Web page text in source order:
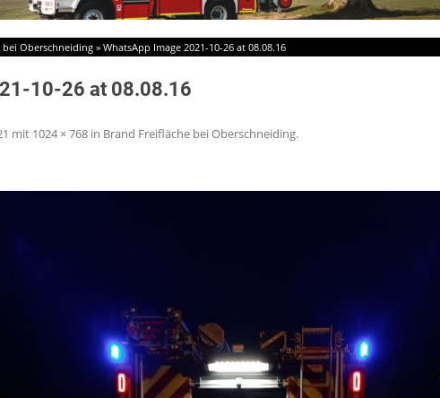
bei Oberschneiding » WhatsApp Image 2021-10-26 at 08.08.16
10-26 at 08.08.16
mit 1024 × 768 in Brand Freifläche bei Oberschneiding.